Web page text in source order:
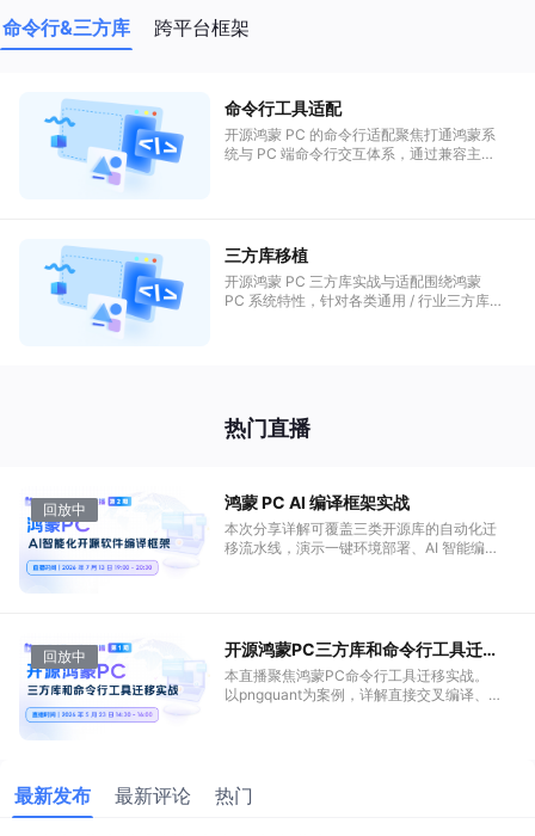
命令行&三方库 跨平台框架
命令行工具适配
开源鸿蒙 PC 的命令行适配聚焦打通鸿蒙系
统与 PC 端命令行交互体系，通过兼容主流
三方库移植
开源鸿蒙 PC 三方库实战与适配围绕鸿蒙
PC 系统特性，针对各类通用 / 行业三方库
热门直播
回放中 鸿蒙 PC AI 编译框架实战
本次分享详解可覆盖三类开源库的自动化迁
移流水线，演示一键环境部署、AI 智能编
PC 生态适配成本。
回放中
开源鸿蒙PC三方库和命令行工具迁移
实战
本直播聚焦鸿蒙PC命令行工具迁移实战。
以pngquant为案例，详解直接交叉编译、
核心能力。
最新发布 最新评论 热门